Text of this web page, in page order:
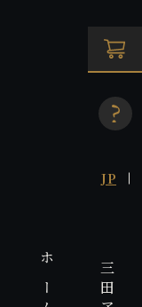
JP
ホーム